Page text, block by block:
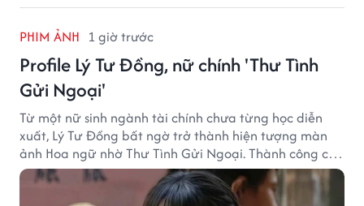
PHIM ẢNH 1 giờ trước
Profile Lý Tư Đồng, nữ chính 'Thư Tình
Gửi Ngoại'
Từ một nữ sinh ngành tài chính chưa từng học diễn
xuất, Lý Tư Đồng bất ngờ trở thành hiện tượng màn
ảnh Hoa ngữ nhờ Thư Tình Gửi Ngoại. Thành công của
bộ phim doanh thu hơn 8.100 tỷ đồng đã mở ra bước
ngoặt lớn trong cuộc đời cô gái sinh năm 2004.